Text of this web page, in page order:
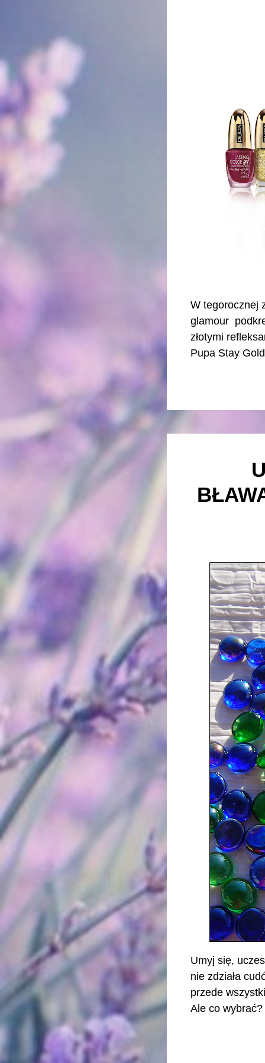
W tegorocznej
glamour
złotymi
Pupa Stay
Umyj się,
nie zdziała
przede
Ale co